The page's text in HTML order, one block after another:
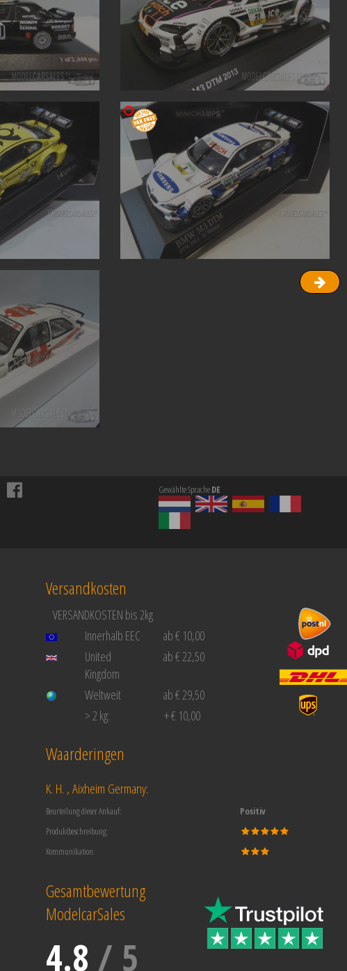
Gewählte SpracheDE
Versandkosten
VERSANDKOSTEN bis 2kg
Innerhalb EEC
ab € 10,00
United
Kingdom
ab € 22,50
Weltweit
ab € 29,50
> 2 kg:
+ € 10,00
Waarderingen
K. H. , Aixheim Germany:
Beurteilung dieser Ankauf:
Positiv
Produktbeschreibung:
Kommunikation:
Gesamtbewertung
ModelcarSales
4.8 / 5